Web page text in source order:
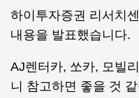
하이투자증권 리서치
내용을 발표했습니다.
AJ렌터카, 쏘카, 모빌
니 참고하면 좋을 것